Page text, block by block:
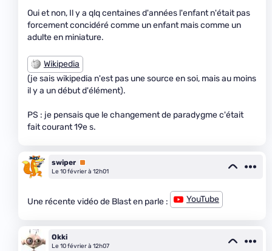
Oui et non, Il y a qlq centaines d'années l'enfant n'était pas
forcement concidéré comme un enfant mais comme un
adulte en miniature.
Wikipedia
(je sais wikipedia n'est pas une source en soi, mais au moins
il y a un début d'élément).
PS : je pensais que le changement de paradygme c'était
fait courant 19e s.
swiper Premium
Le 10 février à 12h01
Une récente vidéo de Blast en parle : YouTube
Okki
Le 10 février à 12h07